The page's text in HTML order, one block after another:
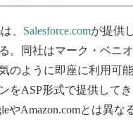
、 Salesforce.comが提供
。同社はマーク・ベニ
のように即座に利用可
をASP形式で提供して
やAmazon.comとは異